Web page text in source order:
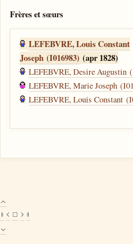
Frères et sœurs
LEFEBVRE, Louis Constant
Joseph (I016983) (apr 1828)
LEFEBVRE, Desire Augustin
LEFEBVRE, Marie Joseph
LEFEBVRE, Louis Constant